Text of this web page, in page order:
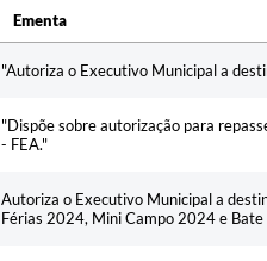
Ementa
"Autoriza o Executivo Municipal a
"Dispõe sobre autorização para
- FEA."
Autoriza o Executivo Municipal a
Férias 2024, Mini Campo 2024 e